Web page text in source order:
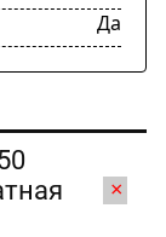
Да
×